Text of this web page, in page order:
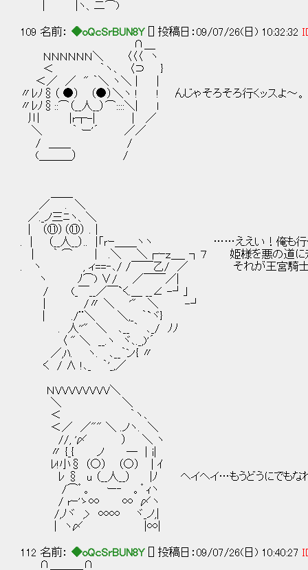
| |ヽ、二⌒)
109 名前： ◆oQcSrBUN8Y [] 投稿日：09/07/26(日) 10:32:32
∩＿
ＮＮＮＮＮＮ＼ 〈〈〈 ヽ
＜ ｀ヽ､ 〈⊃ }
＜／ ／ " ｀＼ ヽ＼ | |
〃ﾚﾉ§（ ●） （●）＼ヽ ! ! んじゃそろそろ行くッスよ～。
〃ﾚﾉ§::⌒（__人__）⌒::::＼| l
川 |r┬-| | ／
＼ ｀ ー'´ ／／
/ ＿＿ /
(＿＿＿） /
／ . ＼
／._ノ三ﾆヽ、＼
| （⑪）（⑪） .｜
. | （__人__）.. |「ｒｰ＿＿ヽヽ ……ええい！俺も行
| ｀ ⌒ | .＼ ＼┌ｰｚ＿_ ┐７ 姫様を悪の道に走らせ
. ヽ , ィ==‐､/ /￣￣乙/ ／ それが王宮騎士たる俺
ヽ ﾉ⌒) ∨/ ／￣￣／|
/ (_￣__／￣`く.＿ __∠ -┘｣
| /〃 ＼ '" ＼ -┘
| ./¨＼ ＼,_ ｀`ヾ}
. 人''" ＼ ､__ ｀ ､_/ ﾉﾉ
〈 " ＼ __.ヽ ヾ､._,)'´
／,ﾊ. ヽ. ､__｀ン{ 〃
く / ∧ !､_ ｀'_,／
ＮVVVVVVVV＼
＼ ＼
＜ ｀ヽ､
＜／ ／"" ＼ .ノヽ. ＼
//, '〆 ） ＼ ヽ
〃 {_{ ノ ─ │i|
ﾚ!小§ （○） （○） | ｲ
ﾚ § u （__人__） |ﾉ ヘイヘイ…もうどうにでもなれ
/⌒゜。 ー‐ 。゜ｨヽ
/ rｰ'ゝ∞ ∞ 〆ヽ
/,ﾉヾ ,> ∞∞ ヾ_ノ,|
| ヽ〆 |∞|
112 名前： ◆oQcSrBUN8Y [] 投稿日：09/07/26(日) 10:40:27
∩＿＿＿∩